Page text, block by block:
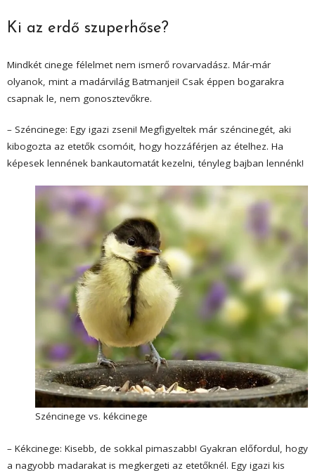
Ki az erdő szuperhőse?
Mindkét cinege félelmet nem ismerő rovarvadász. Már-már
olyanok, mint a madárvilág Batmanjei! Csak éppen bogarakra
csapnak le, nem gonosztevőkre.
– Széncinege: Egy igazi zseni! Megfigyeltek már széncinegét, aki
kibogozta az etetők csomóit, hogy hozzáférjen az ételhez. Ha
képesek lennének bankautomatát kezelni, tényleg bajban lennénk!
Széncinege vs. kékcinege
– Kékcinege: Kisebb, de sokkal pimaszabb! Gyakran előfordul, hogy
a nagyobb madarakat is megkergeti az etetőknél. Egy igazi kis